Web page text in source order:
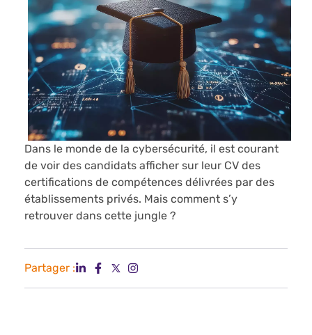
Dans le monde de la cybersécurité, il est courant
de voir des candidats afficher sur leur CV des
certifications de compétences délivrées par des
établissements privés. Mais comment s’y
retrouver dans cette jungle ?
Partager :